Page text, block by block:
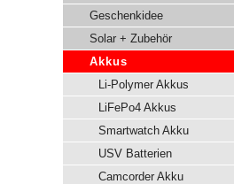
Geschenkidee
Solar + Zubehör
Akkus
Li-Polymer Akkus
LiFePo4 Akkus
Smartwatch Akku
USV Batterien
Camcorder Akku